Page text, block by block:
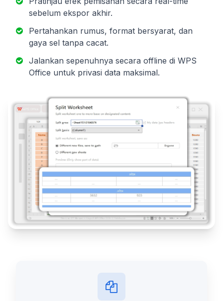
sebelum ekspor akhir.
Pertahankan rumus, format bersyarat, dan
gaya sel tanpa cacat.
Jalankan sepenuhnya secara offline di WPS
Office untuk privasi data maksimal.